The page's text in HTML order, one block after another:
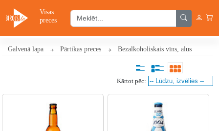
Visas
preces
Galvenā lapa Pārtikas preces Bezalkoholiskais vīns, alus
Kārtot pēc: